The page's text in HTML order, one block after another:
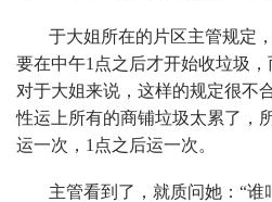
于大姐所在的片区主管规定
要在中午1点之后才开始收垃圾，
对于大姐来说，这样的规定很不
性运上所有的商铺垃圾太累了，
运一次，1点之后运一次。
主管看到了，就质问她：“谁